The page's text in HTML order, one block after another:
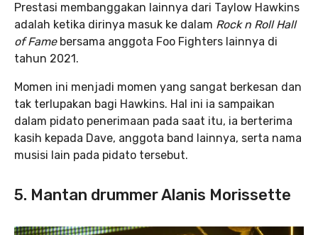
Prestasi membanggakan lainnya dari Taylow Hawkins
adalah ketika dirinya masuk ke dalam Rock n Roll Hall
of Fame bersama anggota Foo Fighters lainnya di
tahun 2021.
Momen ini menjadi momen yang sangat berkesan dan
tak terlupakan bagi Hawkins. Hal ini ia sampaikan
dalam pidato penerimaan pada saat itu, ia berterima
kasih kepada Dave, anggota band lainnya, serta nama
musisi lain pada pidato tersebut.
5. Mantan drummer Alanis Morissette